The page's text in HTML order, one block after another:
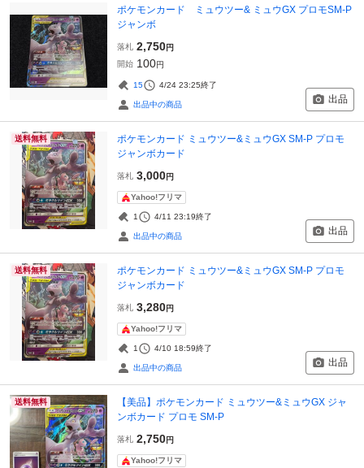
ポケモンカード ミュウツー& ミュウGX プロモSM-P
ジャンボ
落札 2,750円
開始 100円
15 4/24 23:25終了
出品中の商品 出品
送料無料
ポケモンカード ミュウツー&ミュウGX SM-P プロモ
ジャンボカード
落札 3,000円
Yahoo!フリマ
1 4/11 23:19終了
出品中の商品 出品
送料無料
ポケモンカード ミュウツー&ミュウGX SM-P プロモ
ジャンボカード
落札 3,280円
Yahoo!フリマ
1 4/10 18:59終了
出品中の商品 出品
送料無料
【美品】ポケモンカード ミュウツー&ミュウGX ジャ
ンボカード プロモ SM-P
落札 2,750円
Yahoo!フリマ